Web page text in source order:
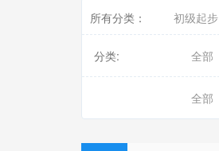
所有分类： 初级起步
分类: 全部
全部